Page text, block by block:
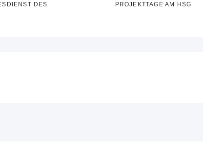
DES
PROJEKTTAGE AM HSG